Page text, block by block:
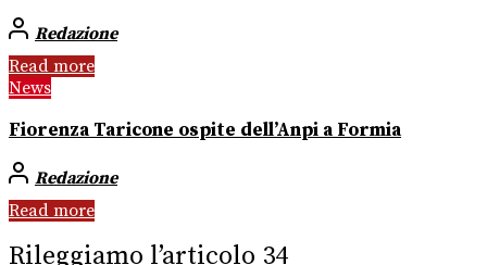
Redazione
Read more
News
Fiorenza Taricone ospite dell’Anpi a Formia
Redazione
Read more
Rileggiamo l’articolo 34